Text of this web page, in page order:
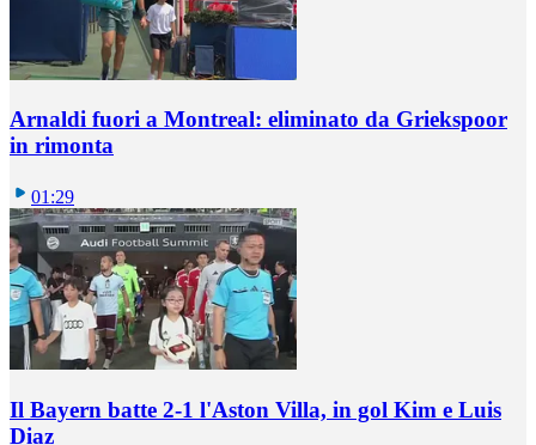
Arnaldi fuori a Montreal: eliminato da Griekspoor
in rimonta
01:29
Il Bayern batte 2-1 l'Aston Villa, in gol Kim e Luis
Diaz